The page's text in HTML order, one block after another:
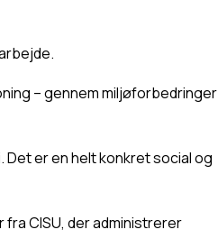
– gennem miljøforbedringer
Det er en helt konkret social og
CISU, der administrerer